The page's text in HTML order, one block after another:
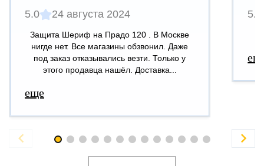
5.0 24 августа 2024
Защита Шериф на Прадо 120 . В Москве
нигде нет. Все магазины обзвонил. Даже
под заказ отказывались везти. Только у
этого продавца нашёл. Доставка...
еще
5.0
 